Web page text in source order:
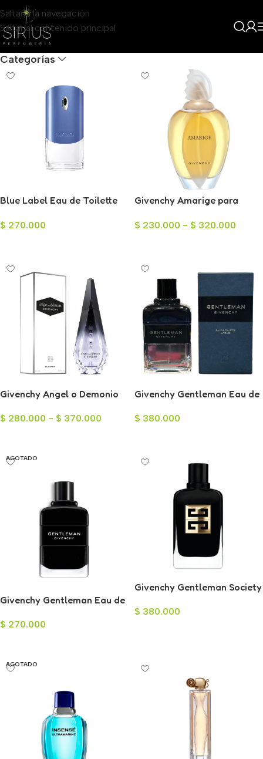
Saltar a la navegación
Saltar al contenido principal
Filters
Categorías
Blue Label Eau de Toilette
$ 270.000
Givenchy Amarige para
$ 230.000 - $ 320.000
Givenchy Angel o Demonio
$ 280.000 - $ 370.000
Givenchy Gentleman Eau de
Hombre 100ml
$ 380.000
AGOTADO
Givenchy Gentleman Eau de
$ 270.000
Givenchy Gentleman Society
100ml
$ 380.000
AGOTADO